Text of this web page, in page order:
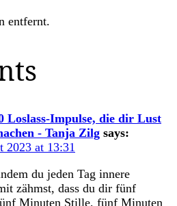
entfernt.
Loslass-Impulse, die dir Lust
- Tanja Zilg says:
2023 at 13:31
du jeden Tag innere
zähmst, dass du dir fünf
Minuten Stille, fünf Minuten